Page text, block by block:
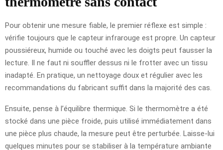
Pour obtenir une mesure fiable, le premier réflexe est simple :
vérifie toujours que le capteur infrarouge est propre. Un capteur
poussiéreux, humide ou touché avec les doigts peut fausser la
lecture. Il ne faut ni souffler dessus ni le frotter avec un tissu
inadapté. En pratique, un nettoyage doux et régulier avec les
recommandations du fabricant suffit dans la majorité des cas.
Ensuite, pense à l’équilibre thermique. Si le thermomètre a été
stocké dans une pièce froide, puis utilisé immédiatement dans
une pièce plus chaude, la mesure peut être perturbée. Laisse-lui
quelques minutes pour se stabiliser à la température ambiante